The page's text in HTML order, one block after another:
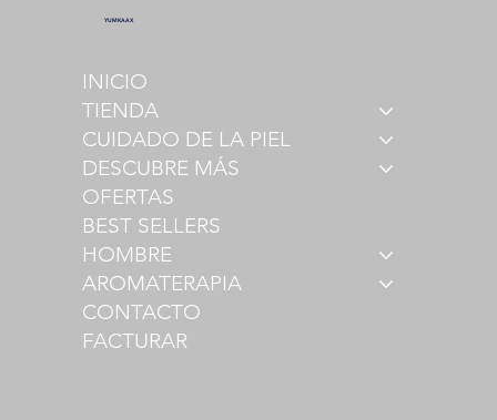
YUMKAAX
INICIO
TIENDA
CUIDADO DE LA PIEL
DESCUBRE MÁS
OFERTAS
BEST SELLERS
HOMBRE
AROMATERAPIA
CONTACTO
FACTURAR